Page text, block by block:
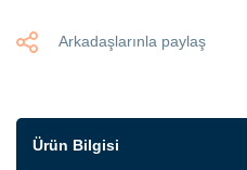
Arkadaşlarınla paylaş
Ürün Bilgisi